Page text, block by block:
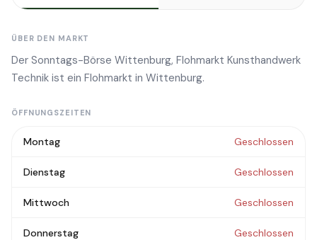
ÜBER DEN MARKT
Der Sonntags-Börse Wittenburg, Flohmarkt Kunsthandwerk
Technik ist ein Flohmarkt in Wittenburg.
ÖFFNUNGSZEITEN
Montag Geschlossen
Dienstag Geschlossen
Mittwoch Geschlossen
Donnerstag Geschlossen